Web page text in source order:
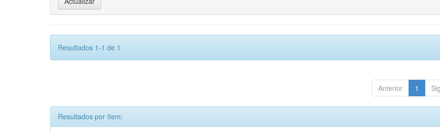
Resultados 1-1 de 1.
Anterior 1
Resultados por ítem: